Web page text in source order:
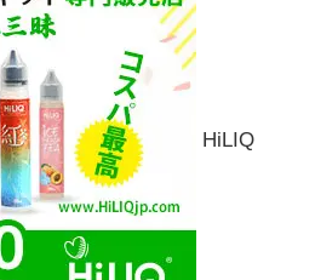
HiLIQ